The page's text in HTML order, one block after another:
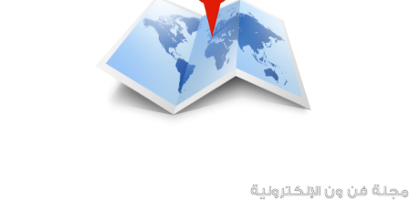
مجلة فن ون الإلكترونية